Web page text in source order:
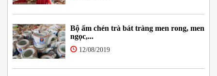
Bộ ấm chén trà bát tràng men rong, men
ngọc,...
12/08/2019